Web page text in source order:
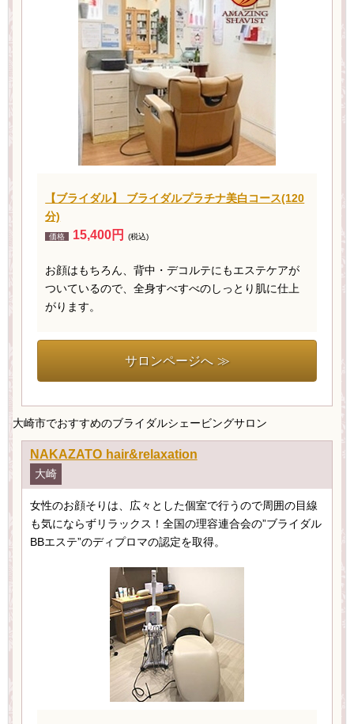
【ブライダル】 ブライダルプラチナ美白コース(120
分)
価格 15,400円 (税込)
お顔はもちろん、背中・デコルテにもエステケアが
ついているので、全身すべすべのしっとり肌に仕上
がります。
サロンページへ ≫
大崎市でおすすめのブライダルシェービングサロン
NAKAZATO hair&relaxation
大崎
女性のお顔そりは、広々とした個室で行うので周囲の目線
も気にならずリラックス！全国の理容連合会の”ブライダル
BBエステ”のディプロマの認定を取得。